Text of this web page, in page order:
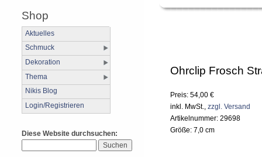
Shop
Aktuelles
Schmuck
Dekoration
Thema
Nikis Blog
Login/Registrieren
Diese Website durchsuchen:
Ohrclip Frosch
Preis: 54,00 €
inkl. MwSt., zzgl. Versand
Artikelnummer: 29698
Größe: 7,0 cm